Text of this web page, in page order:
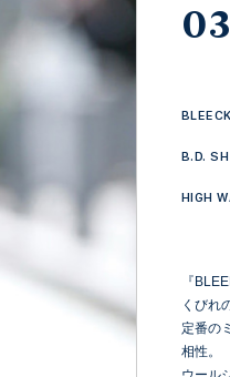
03
B.D.
HIGH
『
くびれ
定番の
相性。